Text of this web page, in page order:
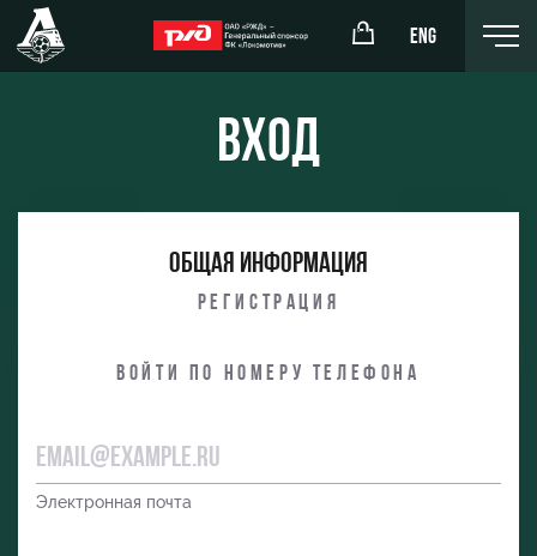
ENG
Организация мероприятий
Аренда площадей
Вход
Общая информация
Регистрация
Войти по номеру телефона
Электронная почта